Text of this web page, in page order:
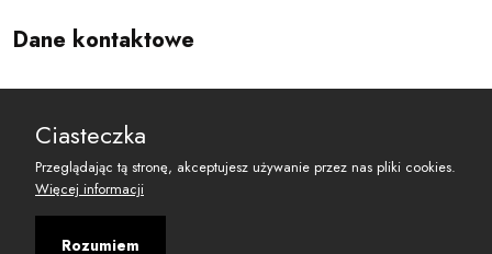
Dane kontaktowe
reset@resetobywatelski.pl
Ciasteczka
Przeglądając tą stronę, akceptujesz używanie przez nas pliki cookies.
Więcej informacji
Rozumiem